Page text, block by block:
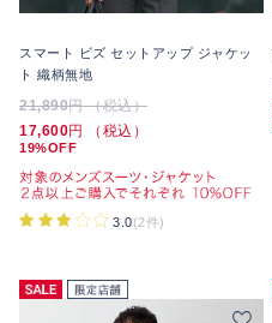
スマート ビズ セットアップ ジャケッ
ト 織柄無地
21,890円 （税込）
17,600円 （税込）
19%OFF
3.0(2件)